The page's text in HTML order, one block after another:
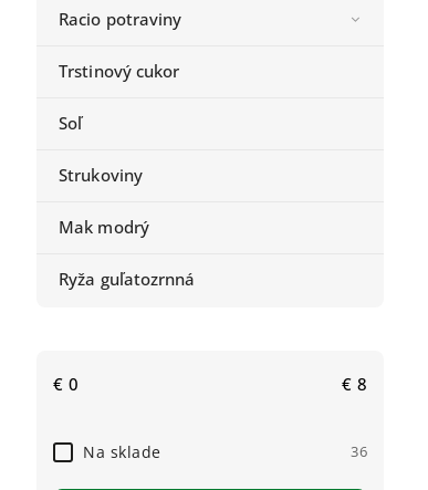
Racio potraviny
Trstinový cukor
Soľ
Strukoviny
Mak modrý
Ryža guľatozrnná
€ 0 € 8
Na sklade 36